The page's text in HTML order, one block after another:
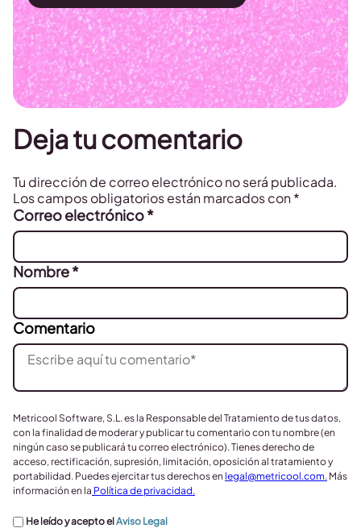
Deja tu comentario
Tu dirección de correo electrónico no será publicada.
Los campos obligatorios están marcados con*
Correo electrónico*
Nombre*
Comentario
Metricool Software, S.L. es la Responsable del Tratamiento de tus datos,
con la finalidad de moderar y publicar tu comentario con tu nombre (en
ningún caso se publicará tu correo electrónico). Tienes derecho de
acceso, rectificación, supresión, limitación, oposición al tratamiento y
portabilidad. Puedes ejercitar tus derechos en legal@metricool.com. Más
información en la Política de privacidad.
He leído y acepto elAviso Legal